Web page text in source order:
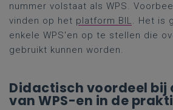
nummer volstaat als WPS.
vinden op het platform BIL. Het is
enkele WPS'en op te stellen die
gebruikt kunnen worden.
Didactisch voordeel bij
van WPS-en in de